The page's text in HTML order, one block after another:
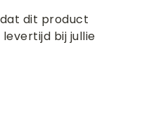
dit product
bij jullie